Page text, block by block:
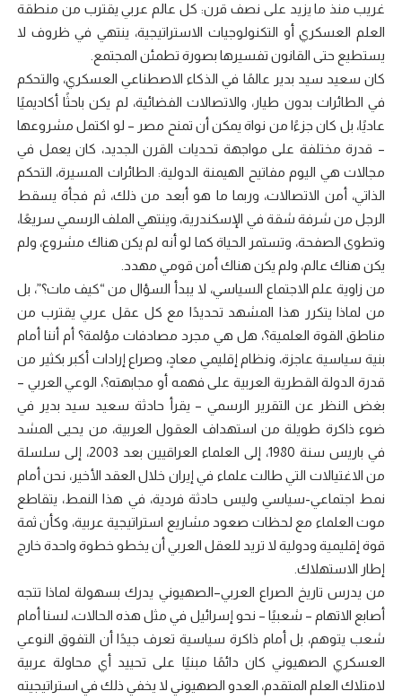
غريب منذ ما يزيد على نصف قرن: كل عالم عربي يقترب من منطقة
العلم العسكري أو التكنولوجيات الاستراتيجية، ينتهي في ظروف لا
يستطيع حتى القانون تفسيرها بصورة تطمئن المجتمع.
كان سعيد سيد بدير عالمًا في الذكاء الاصطناعي العسكري، والتحكم
في الطائرات بدون طيار، والاتصالات الفضائية، لم يكن باحثًا أكاديميًا
عاديًا، بل كان جزءًا من نواة يمكن أن تمنح مصر – لو اكتمل مشروعها
– قدرة مختلفة على مواجهة تحديات القرن الجديد، كان يعمل في
مجالات هي اليوم مفاتيح الهيمنة الدولية: الطائرات المسيرة، التحكم
الذاتي، أمن الاتصالات، وربما ما هو أبعد من ذلك، ثم فجأة يسقط
الرجل من شرفة شقة في الإسكندرية، وينتهي الملف الرسمي سريعًا،
وتطوى الصفحة، وتستمر الحياة كما لو أنه لم يكن هناك مشروع، ولم
يكن هناك عالم، ولم يكن هناك أمن قومي مهدد.
من زاوية علم الاجتماع السياسي، لا يبدأ السؤال من “كيف مات؟”، بل
من لماذا يتكرر هذا المشهد تحديدًا مع كل عقل عربي يقترب من
مناطق القوة العلمية؟، هل هي مجرد مصادفات مؤلمة؟ أم أننا أمام
بنية سياسية عاجزة، ونظام إقليمي معادٍ، وصراع إرادات أكبر بكثير من
قدرة الدولة القطرية العربية على فهمه أو مجابهته؟، الوعي العربي –
بغض النظر عن التقرير الرسمي – يقرأ حادثة سعيد سيد بدير في
ضوء ذاكرة طويلة من استهداف العقول العربية، من يحيى المشد
في باريس سنة 1980، إلى العلماء العراقيين بعد 2003، إلى سلسلة
من الاغتيالات التي طالت علماء في إيران خلال العقد الأخير، نحن أمام
نمط اجتماعي-سياسي وليس حادثة فردية، في هذا النمط، يتقاطع
موت العلماء مع لحظات صعود مشاريع استراتيجية عربية، وكأن ثمة
قوة إقليمية ودولية لا تريد للعقل العربي أن يخطو خطوة واحدة خارج
إطار الاستهلاك.
من يدرس تاريخ الصراع العربي–الصهيوني يدرك بسهولة لماذا تتجه
أصابع الاتهام – شعبيًا – نحو إسرائيل في مثل هذه الحالات، لسنا أمام
شعب يتوهم، بل أمام ذاكرة سياسية تعرف جيدًا أن التفوق النوعي
العسكري الصهيوني كان دائمًا مبنيًا على تحييد أي محاولة عربية
لامتلاك العلم المتقدم، العدو الصهيوني لا يخفي ذلك في استراتيجيته